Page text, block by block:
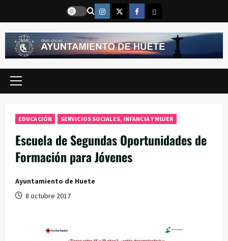
contenido
Instragram
TwitterFacebook
Email
Menú
EDUCACIÓN SERVICIOS SOCIALES, INFANCIA Y MUJER
Escuela de Segundas Oportunidades de
Formación para Jóvenes
Ayuntamiento de Huete
8 octubre 2017